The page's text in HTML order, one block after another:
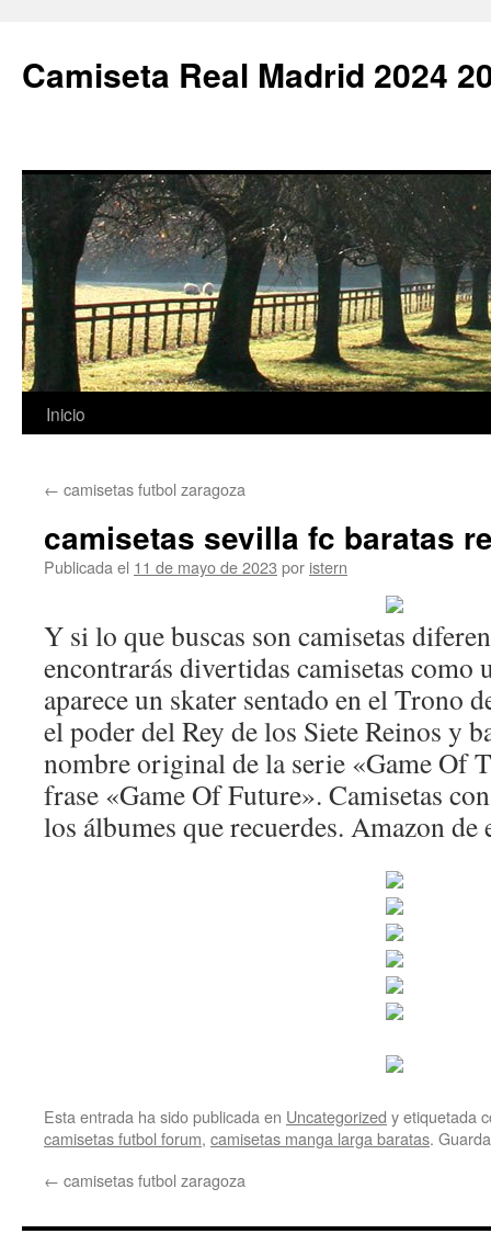
Camiseta Real Madrid 2024
Saltar
contenido
Inicio
← camisetas futbol zaragoza
camisetas sevilla fc baratas
Publicada el 11 de mayo de 2023 por istern
Y si lo que buscas son camisetas
encontrarás divertidas camisetas como
aparece un skater sentado en el Trono
el poder del Rey de los Siete Reinos y
nombre original de la serie «Game Of
frase «Game Of Future». Camisetas
los álbumes que recuerdes. Amazon de
Esta entrada ha sido publicada en Uncategorized y etiquetada
camisetas futbol forum, camisetas manga larga baratas.
← camisetas futbol zaragoza